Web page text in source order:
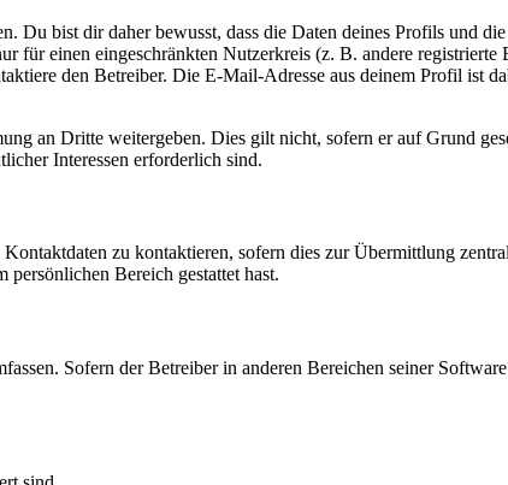
Du bist dir daher bewusst, dass die Daten deines Profils und
für einen eingeschränkten Nutzerkreis (z. B. andere
den Betreiber. Die E-Mail-Adresse aus deinem Profil ist
an Dritte weitergeben. Dies gilt nicht, sofern er auf Grund
Interessen erforderlich sind.
zu kontaktieren, sofern dies zur Übermittlung
Bereich gestattet hast.
Sofern der Betreiber in anderen Bereichen seiner